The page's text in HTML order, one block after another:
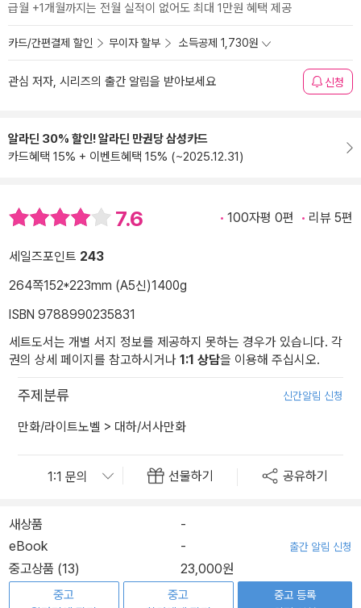
급월 +1개월까지는 전월 실적이 없어도 최대 1만원 혜택 제공
카드/간편결제 할인 무이자 할부 소득공제 1,730원
관심 저자, 시리즈의 출간 알림을 받아보세요 신청
알라딘 30% 할인! 알라딘 만권당 삼성카드
카드혜택 15% + 이벤트혜택 15% (~2025.12.31)
7.6 100자평 0편 리뷰 5편
세일즈포인트 243
264쪽152*223mm (A5신)1400g
ISBN 9788990235831
세트도서는 개별 서지 정보를 제공하지 못하는 경우가 있습니다. 각
권의 상세 페이지를 참고하시거나 1:1 상담을 이용해 주십시오.
주제분류 신간알림 신청
만화/라이트노벨 > 대하/서사만화
선물하기 공유하기
새상품
-
eBook
- 출간 알림 신청
중고상품 (13) 23,000원
중고
중고
중고 등록